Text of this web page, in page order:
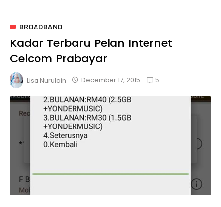
BROADBAND
Kadar Terbaru Pelan Internet
Celcom Prabayar
Lisa Nurulain December 17, 2015 5